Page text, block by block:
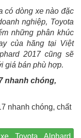
có dòng xe nào đặc
nghiệp, Toyota
những phân khúc
của hãng tại Việt
2017 cũng sẽ
giá bán phù hợp.
nhanh chóng,
Toyota Alphard